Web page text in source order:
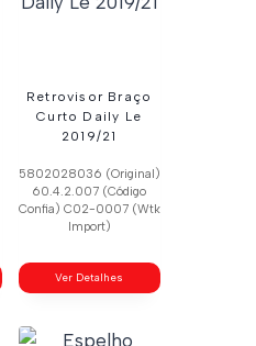
Retrovisor Braço
Curto Daily Le
2019/21
5802028036 (Original)
60.4.2.007 (Código
Confia) C02-0007 (Wtk
Import)
Ver Detalhes